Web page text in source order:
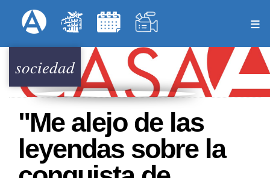
al
principal
Menú Superior
sociedad
"Me alejo de las
leyendas sobre la